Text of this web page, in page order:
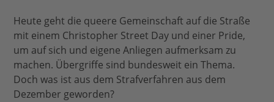
Heute geht die queere Gemeinschaft auf die Straße
mit einem Christopher Street Day und einer Pride,
um auf sich und eigene Anliegen aufmerksam zu
machen. Übergriffe sind bundesweit ein Thema.
Doch was ist aus dem Strafverfahren aus dem
Dezember geworden?